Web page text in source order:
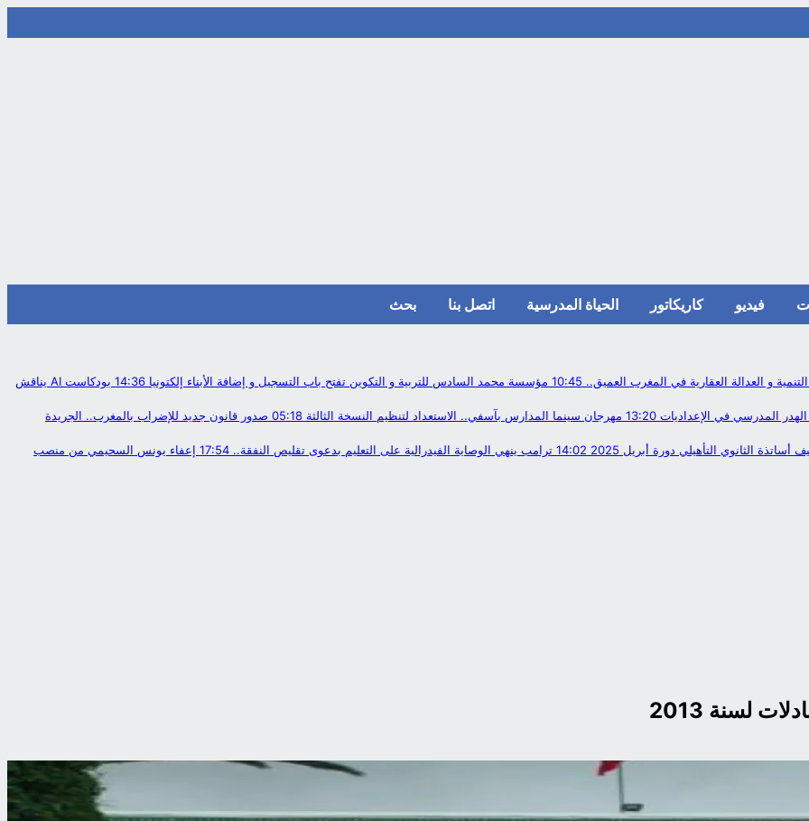
فيديو كاريكاتور الحياة المدرسية اتصل بنا بحث
و العدالة العقارية في المغرب العميق.. 10:45 مؤسسة محمد السادس للتربية و التكوين تفتح باب التسجيل و إضافة الأبناء إلكتونيا 14:36 بودكاست AI يناقش
المدرسي في الإعداديات 13:20 مهرجان سينما المدارس بآسفي.. الاستعداد لتنظيم النسخة الثالثة 05:18 صدور قانون جديد للإضراب بالمغرب.. الجريدة
الثانوي التأهيلي دورة أبريل 2025 14:02 ترامب ينهي الوصاية الفيدرالية على التعليم بدعوى تقليص النفقة.. 17:54 إعفاء يونس السحيمي من منصب
لسنة 2013